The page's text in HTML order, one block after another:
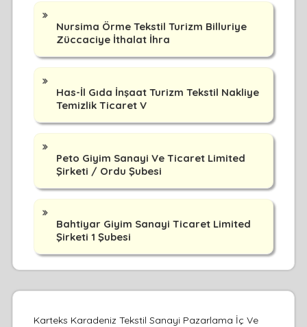
Nursima Örme Tekstil Turizm Billuriye
Züccaciye İthalat İhra
Has-İl Gıda İnşaat Turizm Tekstil Nakliye
Temizlik Ticaret V
Peto Giyim Sanayi Ve Ticaret Limited
Şirketi / Ordu Şubesi
Bahtiyar Giyim Sanayi Ticaret Limited
Şirketi 1 Şubesi
Karteks Karadeniz Tekstil Sanayi Pazarlama İç Ve